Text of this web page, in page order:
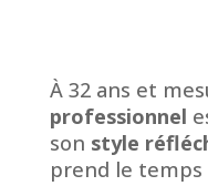
À 32 ans et
professionnel
son style
prend le temps